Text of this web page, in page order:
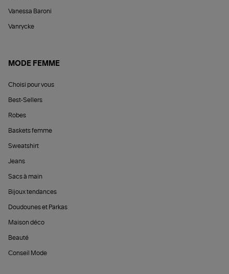
Vanessa Baroni
Vanrycke
MODE FEMME
Choisi pour vous
Best-Sellers
Robes
Baskets femme
Sweatshirt
Jeans
Sacs à main
Bijoux tendances
Doudounes et Parkas
Maison déco
Beauté
Conseil Mode